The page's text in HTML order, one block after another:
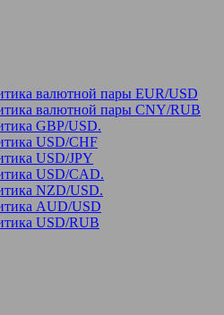
валютной пары EUR/USD
валютной пары CNY/RUB
GBP/USD.
USD/CHF
USD/JPY
USD/CAD.
NZD/USD.
AUD/USD
USD/RUB